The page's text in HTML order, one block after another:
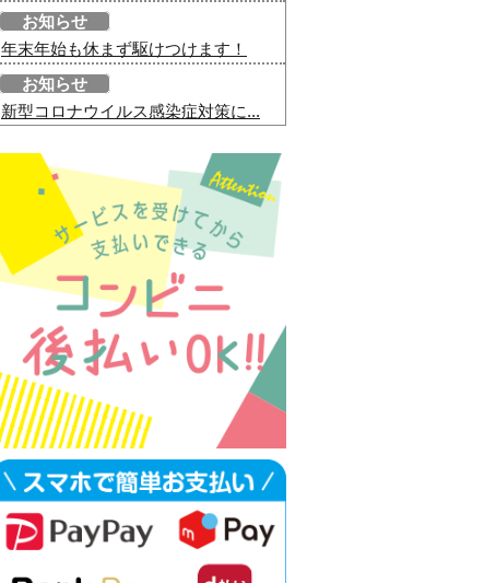
お知らせ
年末年始も休まず駆けつけます！
お知らせ
新型コロナウイルス感染症対策に...